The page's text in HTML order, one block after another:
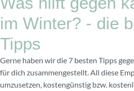
im Winter? - die
Tipps
Gerne haben wir die 7 besten Tipps
für dich zusammengestellt. All diese
umzusetzen, kostengünstig bzw.